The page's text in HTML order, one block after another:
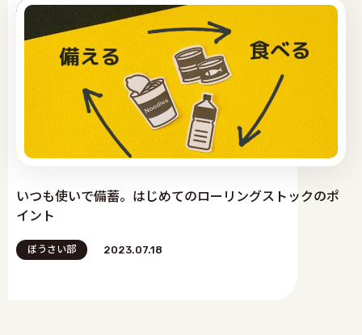
いつも使いで備蓄。はじめてのローリングストックのポ
イント
ぼうさい部 2023.07.18